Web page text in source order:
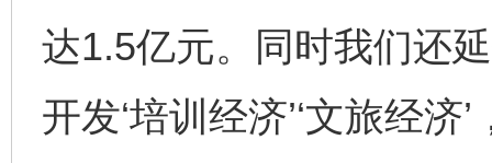
达1.5亿元。同时我们还
开发‘培训经济’‘文旅经